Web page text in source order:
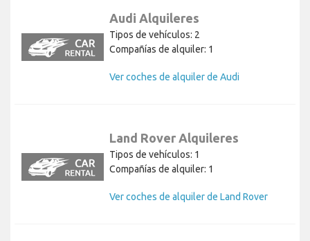
Audi Alquileres
Tipos de vehículos: 2
Compañías de alquiler: 1
Ver coches de alquiler de Audi
Land Rover Alquileres
Tipos de vehículos: 1
Compañías de alquiler: 1
Ver coches de alquiler de Land Rover